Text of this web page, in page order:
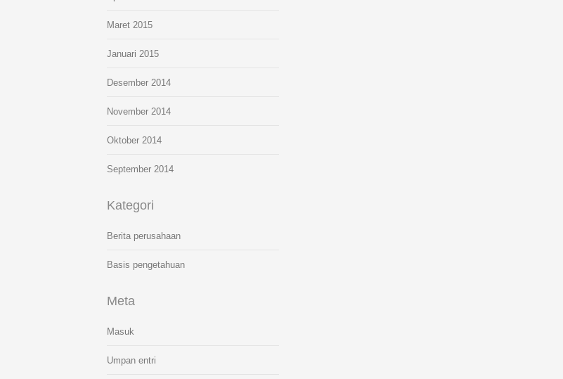
Maret 2015
Januari 2015
Desember 2014
November 2014
Oktober 2014
September 2014
Kategori
Berita perusahaan
Basis pengetahuan
Meta
Masuk
Umpan entri